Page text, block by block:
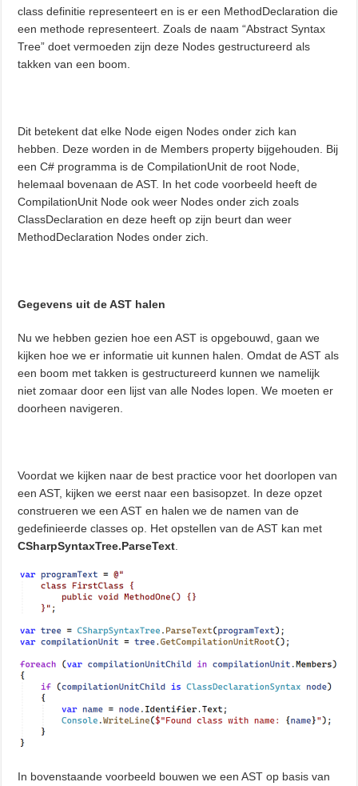
class definitie representeert en is er een MethodDeclaration die
een methode representeert. Zoals de naam “Abstract Syntax
Tree” doet vermoeden zijn deze Nodes gestructureerd als
takken van een boom.
Dit betekent dat elke Node eigen Nodes onder zich kan
hebben. Deze worden in de Members property bijgehouden. Bij
een C# programma is de CompilationUnit de root Node,
helemaal bovenaan de AST. In het code voorbeeld heeft de
CompilationUnit Node ook weer Nodes onder zich zoals
ClassDeclaration en deze heeft op zijn beurt dan weer
MethodDeclaration Nodes onder zich.
Gegevens uit de AST halen
Nu we hebben gezien hoe een AST is opgebouwd, gaan we
kijken hoe we er informatie uit kunnen halen. Omdat de AST als
een boom met takken is gestructureerd kunnen we namelijk
niet zomaar door een lijst van alle Nodes lopen. We moeten er
doorheen navigeren.
Voordat we kijken naar de best practice voor het doorlopen van
een AST, kijken we eerst naar een basisopzet. In deze opzet
construeren we een AST en halen we de namen van de
gedefinieerde classes op. Het opstellen van de AST kan met
CSharpSyntaxTree.ParseText
In bovenstaande voorbeeld bouwen we een AST op basis van